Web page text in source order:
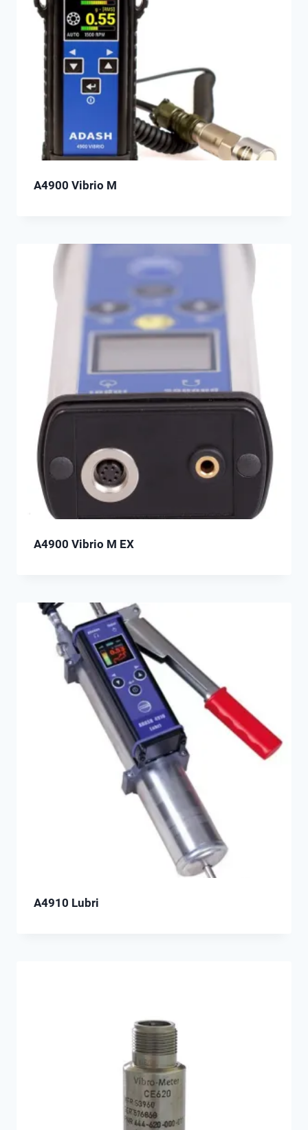
A4900 Vibrio M
A4900 Vibrio M EX
A4910 Lubri